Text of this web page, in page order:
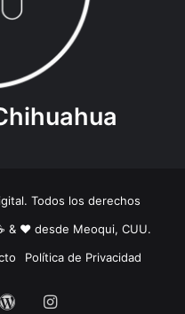
Todos los derechos
& ❤️ desde Meoqui, CUU.
Política de Privacidad
WordPressInstagram